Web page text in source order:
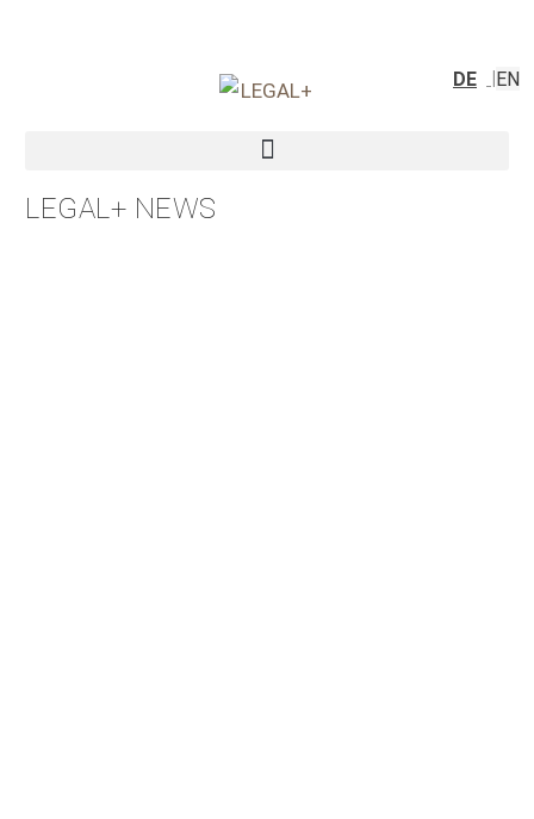
LEGAL+ NEWS
DE EN